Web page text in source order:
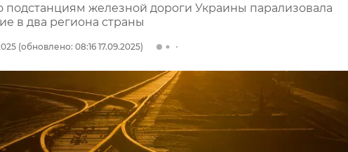
подстанциям железной дороги Украины парализовала
в два региона страны
(обновлено: 08:16 17.09.2025)